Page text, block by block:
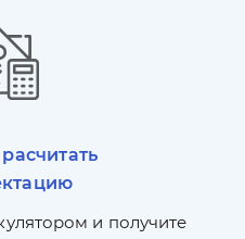
и получите